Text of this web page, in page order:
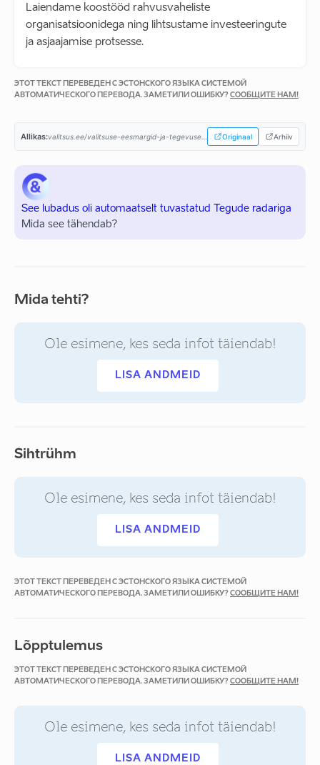
Laiendame koostööd rahvusvaheliste
organisatsioonidega ning lihtsustame investeeringute
ja asjaajamise protsesse.
ЭТОТ ТЕКСТ ПЕРЕВЕДЕН С ЭСТОНСКОГО ЯЗЫКА СИСТЕМОЙ
АВТОМАТИЧЕСКОГО ПЕРЕВОДА. ЗАМЕТИЛИ ОШИБКУ? СООБЩИТЕ НАМ!
Allikas: Originaal Arhiiv
See lubadus oli automaatselt tuvastatud Tegude radariga
Mida see tähendab?
Mida tehti?
Ole esimene, kes seda infot täiendab!
LISA ANDMEID
Sihtrühm
Ole esimene, kes seda infot täiendab!
LISA ANDMEID
ЭТОТ ТЕКСТ ПЕРЕВЕДЕН С ЭСТОНСКОГО ЯЗЫКА СИСТЕМОЙ
АВТОМАТИЧЕСКОГО ПЕРЕВОДА. ЗАМЕТИЛИ ОШИБКУ? СООБЩИТЕ НАМ!
Lõpptulemus
ЭТОТ ТЕКСТ ПЕРЕВЕДЕН С ЭСТОНСКОГО ЯЗЫКА СИСТЕМОЙ
АВТОМАТИЧЕСКОГО ПЕРЕВОДА. ЗАМЕТИЛИ ОШИБКУ? СООБЩИТЕ НАМ!
Ole esimene, kes seda infot täiendab!
LISA ANDMEID